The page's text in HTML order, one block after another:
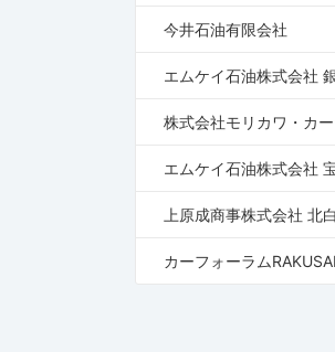
今井石油有限会社
エムケイ石油株式会社
株式会社モリカワ・カ
エムケイ石油株式会社
上原成商事株式会社 北
カーフォーラムRAKUSAI